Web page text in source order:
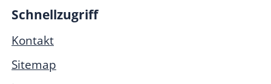
Schnellzugriff
Kontakt
Sitemap